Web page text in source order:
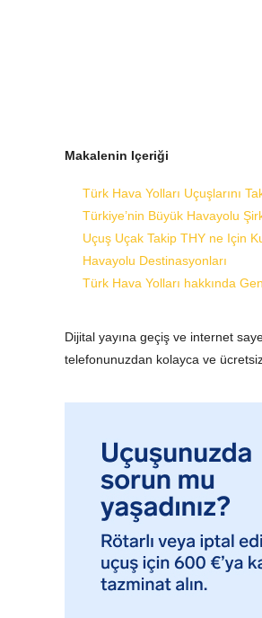
Makalenin Içeriği
Türk Hava Yolları Uçuşlarını
Türkiye’nin Büyük Havayolu
Uçuş Uçak Takip THY ne Için
Havayolu Destinasyonları
Türk Hava Yolları hakkında
Dijital yayına geçiş ve internet
telefonunuzdan kolayca ve